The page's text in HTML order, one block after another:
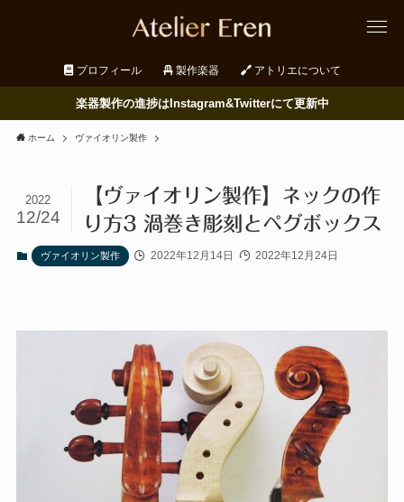
プロフィール 製作楽器 アトリエについて
楽器製作の進捗はInstagram&Twitterにて更新中
ホーム ヴァイオリン製作
【ヴァイオリン製作】ネックの作
り方3 渦巻き彫刻とペグボックス
2022
12/24
ヴァイオリン製作 2022年12月14日 2022年12月24日